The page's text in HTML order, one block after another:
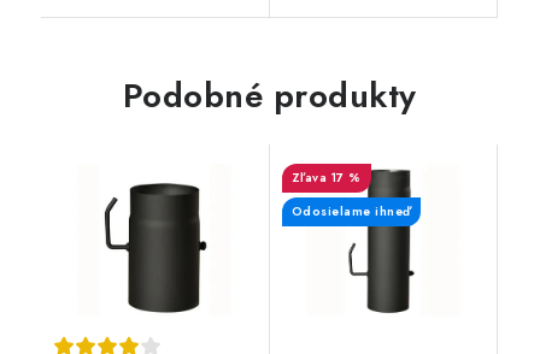
Podobné produkty
17 %
Odosielame ihneď